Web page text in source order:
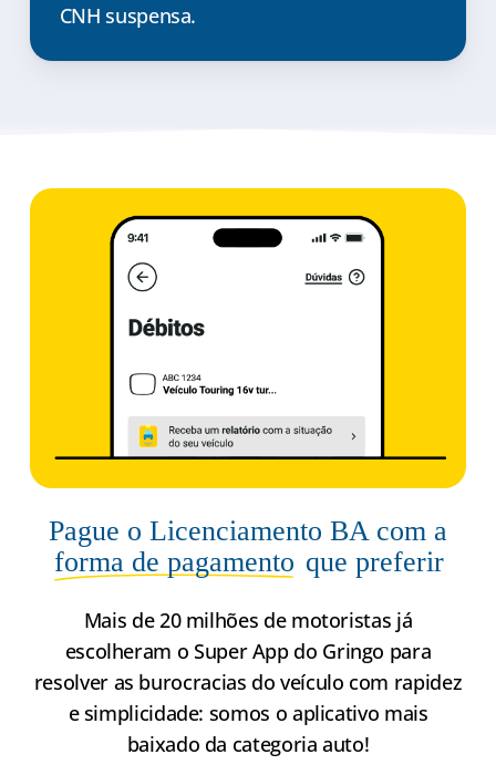
CNH suspensa.
Pague o Licenciamento BA com a
forma de pagamento que preferir
Mais de 20 milhões de motoristas já
escolheram o Super App do Gringo para
resolver as burocracias do veículo com rapidez
e simplicidade: somos o aplicativo mais
baixado da categoria auto!